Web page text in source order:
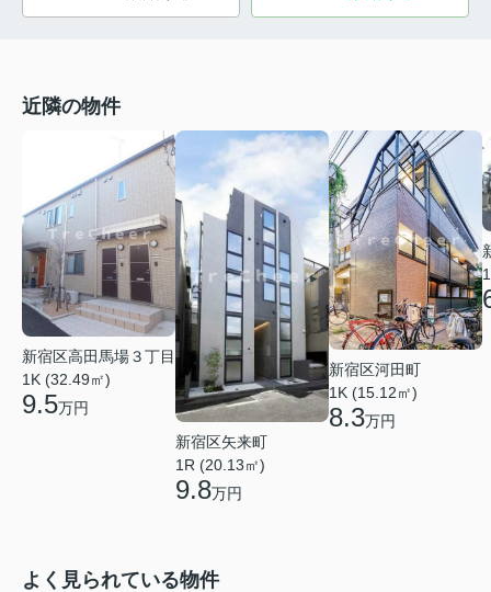
近隣の物件
新宿区高田馬場３丁目
1K (32.49㎡)
9.5万円
新宿区矢来町
1R (20.13㎡)
9.8万円
新宿区河田町
1K (15.12㎡)
8.3万円
よく見られている物件